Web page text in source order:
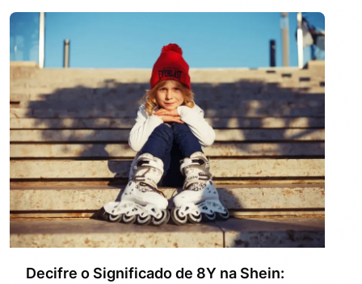
Decifre o Significado de 8Y na Shein: